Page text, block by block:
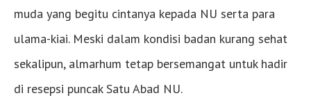
muda yang begitu cintanya kepada NU serta para
ulama-kiai. Meski dalam kondisi badan kurang sehat
sekalipun, almarhum tetap bersemangat untuk hadir
di resepsi puncak Satu Abad NU.